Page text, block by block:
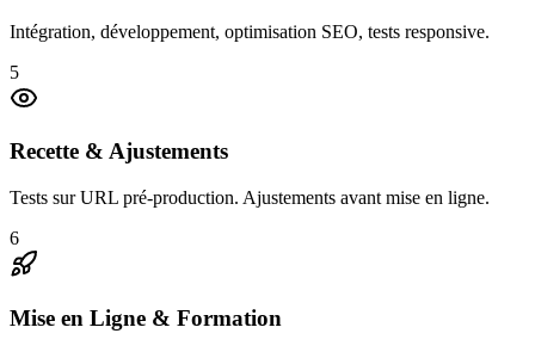
Intégration, développement, optimisation SEO, tests responsive.
5
Recette & Ajustements
Tests sur URL pré-production. Ajustements avant mise en ligne.
6
Mise en Ligne & Formation